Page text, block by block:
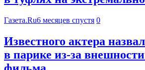
Газета.Ru6 месяцев спустя 0
Известного актера
в парике из-за